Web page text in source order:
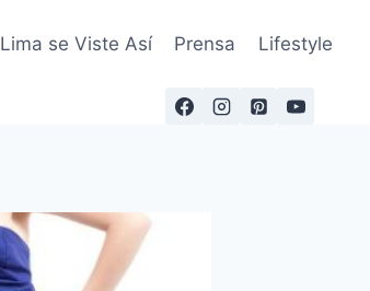
Lima se Viste Así Prensa Lifestyle